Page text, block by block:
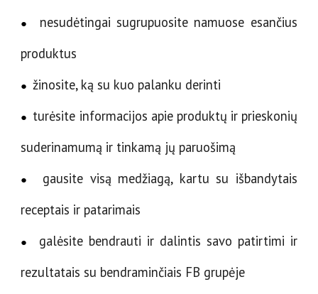
● nesudėtingai sugrupuosite namuose esančius
produktus
●žinosite, ką su kuo palanku derinti
● turėsite informacijos apie produktų ir prieskonių
suderinamumą ir tinkamą jų paruošimą
●
gausite visą medžiagą, kartu su išbandytais
receptais ir patarimais
● galėsite bendrauti ir dalintis savo patirtimi ir
rezultatais su bendraminčiais FB grupėje